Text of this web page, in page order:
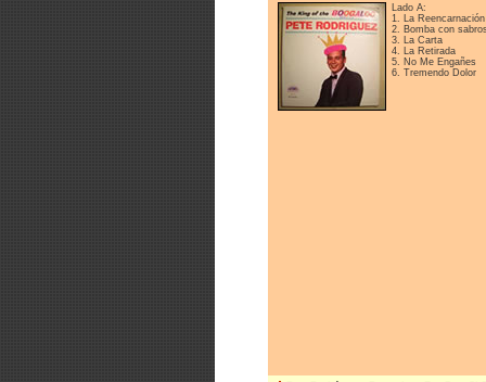
Lado A:
1. La Reencarnación
2. Bomba con
3. La Carta
4. La Retirada
5. No Me Engañes
6. Tremendo Dolor